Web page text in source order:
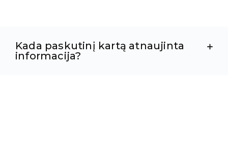
Kada paskutinį kartą atnaujinta
informacija?